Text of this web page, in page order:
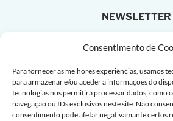
Consentimento de
Para fornecer as melhores experiências, usamos
para armazenar e/ou aceder a informações do
tecnologias nos permitirá processar dados, como
navegação ou IDs exclusivos neste site. Não
consentimento pode afetar negativamante certos
NEWSLETTER
Subscreva e receba novas receitas